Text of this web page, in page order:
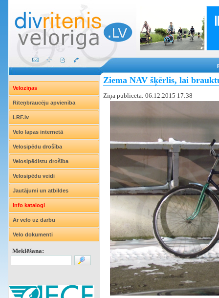
Veloziņas
Riteņbraucēju apvienība
LRF.lv
Velo lapas internetā
Velosipēdu drošība
Velosipēdistu drošība
Velosipēdu veidi
Jautājumi un atbildes
Info katalogi
Ar velo uz darbu
Velo dokumenti
Meklēšana:
Ziema NAV šķērlis, lai
Ziņa publicēta: 06.12.2015 17:38